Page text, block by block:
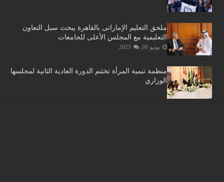
ملحق التعليم الإماراتى بالقاهرة يبحث سبل التعاون
التعليمية مع المجلس الأعلى للجامعات
يونيو 09, 2023
منظمة تنمية المرأة تختتم الدورة العادية الثانية لمجلسها
الوزاري